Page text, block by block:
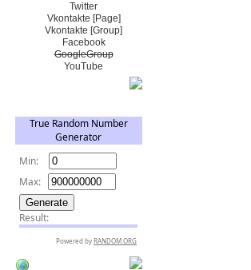
Twitter
Vkontakte [Page]
Vkontakte [Group]
Facebook
GoogleGroup
YouTube